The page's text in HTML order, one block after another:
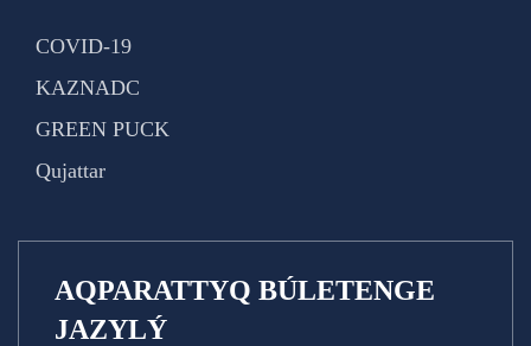
COVID-19
KAZNADC
GREEN PUCK
Qujattar
AQPARATTYQ BÚLETENGE
JAZYLÝ